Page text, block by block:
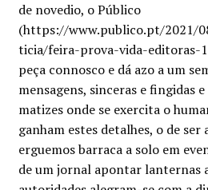
Minha conta
Política de privacidade
Termos e Condições
Mapa do site
de novedio, o Público
(https://www.publico.pt/2021/
ticia/feira-prova-vida-editoras-
peça connosco e dá azo a um
mensagens, sinceras e fingidas
matizes onde se exercita o
ganham estes detalhes, o de ser
erguemos barraca a solo em
de um jornal apontar lanternas